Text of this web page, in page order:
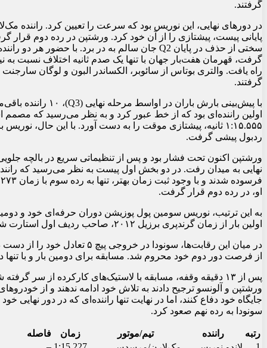
گرفتند.
پایانی پیست، پیشتازی را از آن خود کرد. ورشتپن در رده دوم قرار
راه یافت. والتری بوتاس از سائوبر، الکساندر البون و لوگان
گرفتند.
اولین راننده‌ای بود که از خط عبور کرد و به نظر می‌رسید که
ردبول پیشی گرفت.
ورشتپن اکنون تحت فشار بود و پس از تنظیماتی سریع در بالچه
نهایی به میدان رفت. در دو بخش اول پیست به نظر می‌رسید که
او، در رده دوم قرار گرفت.
اولین بار از زمان گرندپری برزیل ۲۰۱۲، صاحب ردیف اول استارت شد.
در میان این رقابت‌ها، سونودا
از فرصت دور دوم خود محروم شد. مسابقه برای دومین بار و با
پس از ۱۳ دقیقه وقفه، مسابقه با لاستیک‌های کارکرده از سر
ورشتپن و آلونسو ترجیح دادند به تلاش خود ادامه ندهند و از
جایگاه خود دفاع کنند، اما در نهایت تنها راننده‌ای که در دور
سونودا به رده نهم صعود کرد.
رتبه راننده تیم/موتور زمان
فاصله